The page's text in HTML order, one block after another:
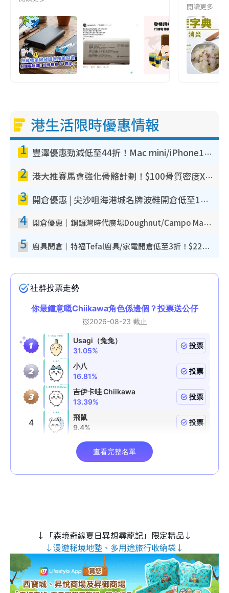
閱讀更多
港生活限時優惠情報
1 豐澤優惠勁減低至44折！Mac mini/iPhone17Pro大減價！廚房家電$220起
2 港大推賽馬會強化骨骼計劃！$100骨質密度X光檢查 完成免費運動訓練送超市禮券！附參加資格
3 開倉優惠 | 尖沙咀海港城名牌波鞋開倉低至1折！On鞋$899起／Joy&Peace鞋履$98起
4 開倉優惠｜銅鑼灣時代廣場Doughnut/Campo Marzio開倉低至1折！背囊、書包、手袋劈價$200起
5 廚具開倉｜特福Tefal廚具/家電開倉低至3折！$220起買平底鍋/炒鑊/湯煲！電飯煲/吸塵機/燙斗$418起
↓「森境奇緣夏日異想尋龍記」限定精品↓
↓漫遊秘境地墊、多用途旅行收納袋↓